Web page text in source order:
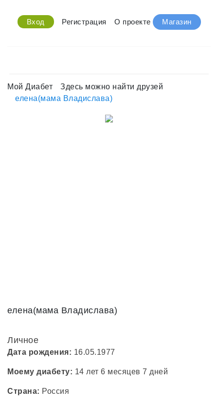
Вход Регистрация О проекте Магазин
Мой Диабет
Здесь можно найти друзей
елена(мама Владислава)
елена(мама Владислава)
Личное
Дата рождения: 16.05.1977
Моему диабету: 14 лет 6 месяцев 7 дней
Страна: Россия